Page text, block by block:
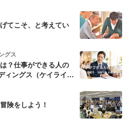
てこそ、と考えてい
グス
？仕事ができる人の
ィングス（ケイライ
険をしよう！